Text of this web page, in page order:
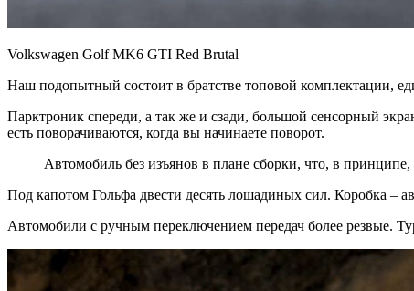
Volkswagen Golf MK6 GTI Red Brutal
Наш подопытный состоит в братстве топовой комплектации,
Парктроник спереди, а так же и сзади, большой сенсорный
есть поворачиваются, когда вы начинаете поворот.
Автомобиль без изъянов в плане сборки, что, в принципе,
Под капотом Гольфа двести десять лошадиных сил. Коробка –
Автомобили с ручным переключением передач более резвые.